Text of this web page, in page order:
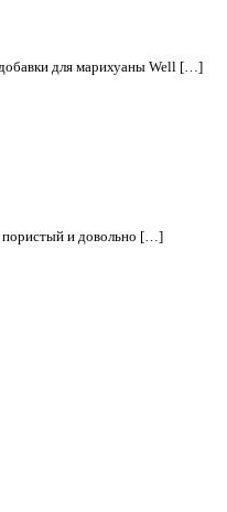
для марихуаны Well […]
пористый и довольно […]